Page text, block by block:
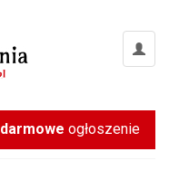
darmowe ogłoszenie